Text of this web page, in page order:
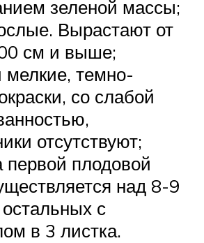
зеленой массы;
Вырастают от
см и выше;
мелкие, темно-
со слабой
отсутствуют;
первой плодовой
над 8-9
с
в 3 листка.